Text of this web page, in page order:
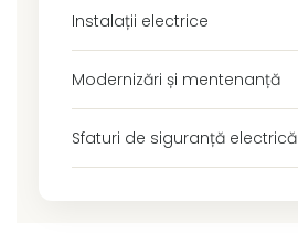
Instalații electrice
Modernizări și mentenanță
Sfaturi de siguranță electrică